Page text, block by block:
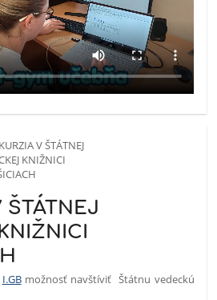
ŠTÁTNEJ
I.GBmožnosť navštíviť Štátnu vedeckú